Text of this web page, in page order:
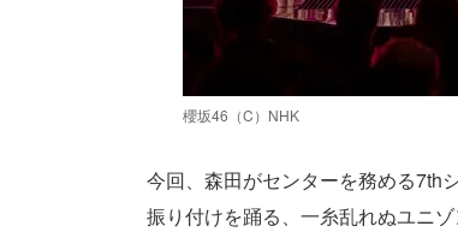
櫻坂46（C）NHK
今回、森田がセンターを務める7th
振り付けを踊る、一糸乱れぬユニ